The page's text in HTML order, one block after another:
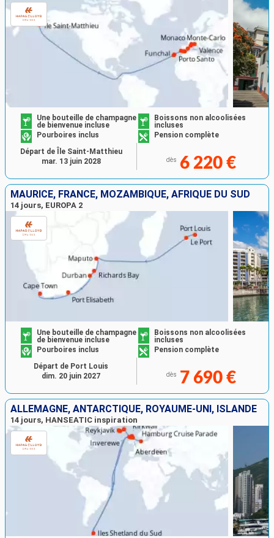
Une bouteille de champagne
de bienvenue incluse
Boissons non alcoolisées
incluses
Pourboires inclus
Pension complète
dès 6 220 €
Départ de Île Saint-Matthieu
mar. 13 juin 2028
MAURICE, FRANCE, MOZAMBIQUE, AFRIQUE DU SUD
14 jours, EUROPA 2
Une bouteille de champagne
de bienvenue incluse
Boissons non alcoolisées
incluses
Pourboires inclus
Pension complète
dès 7 690 €
Départ de Port Louis
dim. 20 juin 2027
ALLEMAGNE, ANTARCTIQUE, ROYAUME-UNI, ISLANDE
14 jours, HANSEATIC inspiration